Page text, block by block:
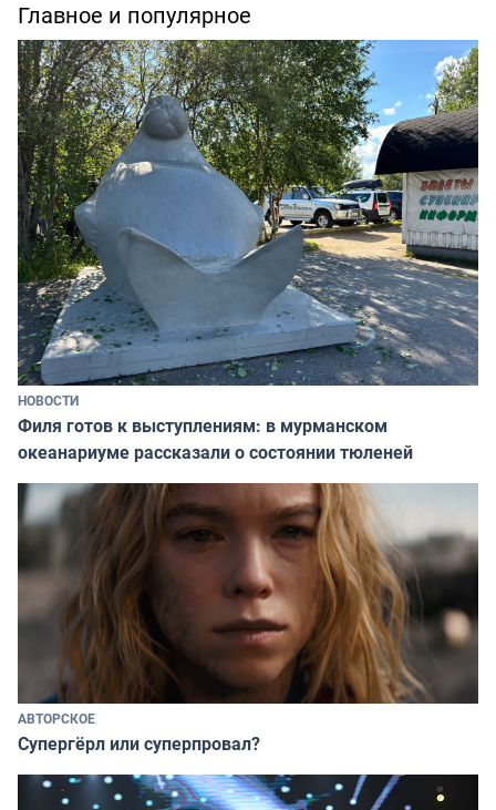
Главное и популярное
НОВОСТИ
Филя готов к выступлениям: в мурманском
океанариуме рассказали о состоянии тюленей
АВТОРСКОЕ
Супергёрл или суперпровал?